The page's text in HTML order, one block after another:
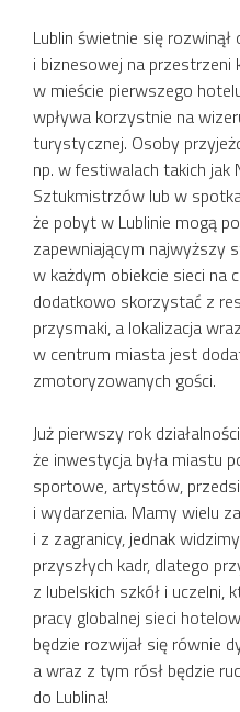
Lublin świetnie się
i biznesowej na przestrzeni
w mieście pierwszego
wpływa korzystnie na
turystycznej. Osoby
np. w festiwalach takich jak
Sztukmistrzów lub w
że pobyt w Lublinie mogą
zapewniającym najwyższy
w każdym obiekcie sieci na
dodatkowo skorzystać z
przysmaki, a lokalizacja
w centrum miasta jest
zmotoryzowanych gości.
Już pierwszy rok
że inwestycja była miastu
sportowe, artystów,
i wydarzenia. Mamy wielu
i z zagranicy, jednak
przyszłych kadr, dlatego
z lubelskich szkół i uczelni,
pracy globalnej sieci
będzie rozwijał się równie
a wraz z tym rósł będzie
do Lublina!